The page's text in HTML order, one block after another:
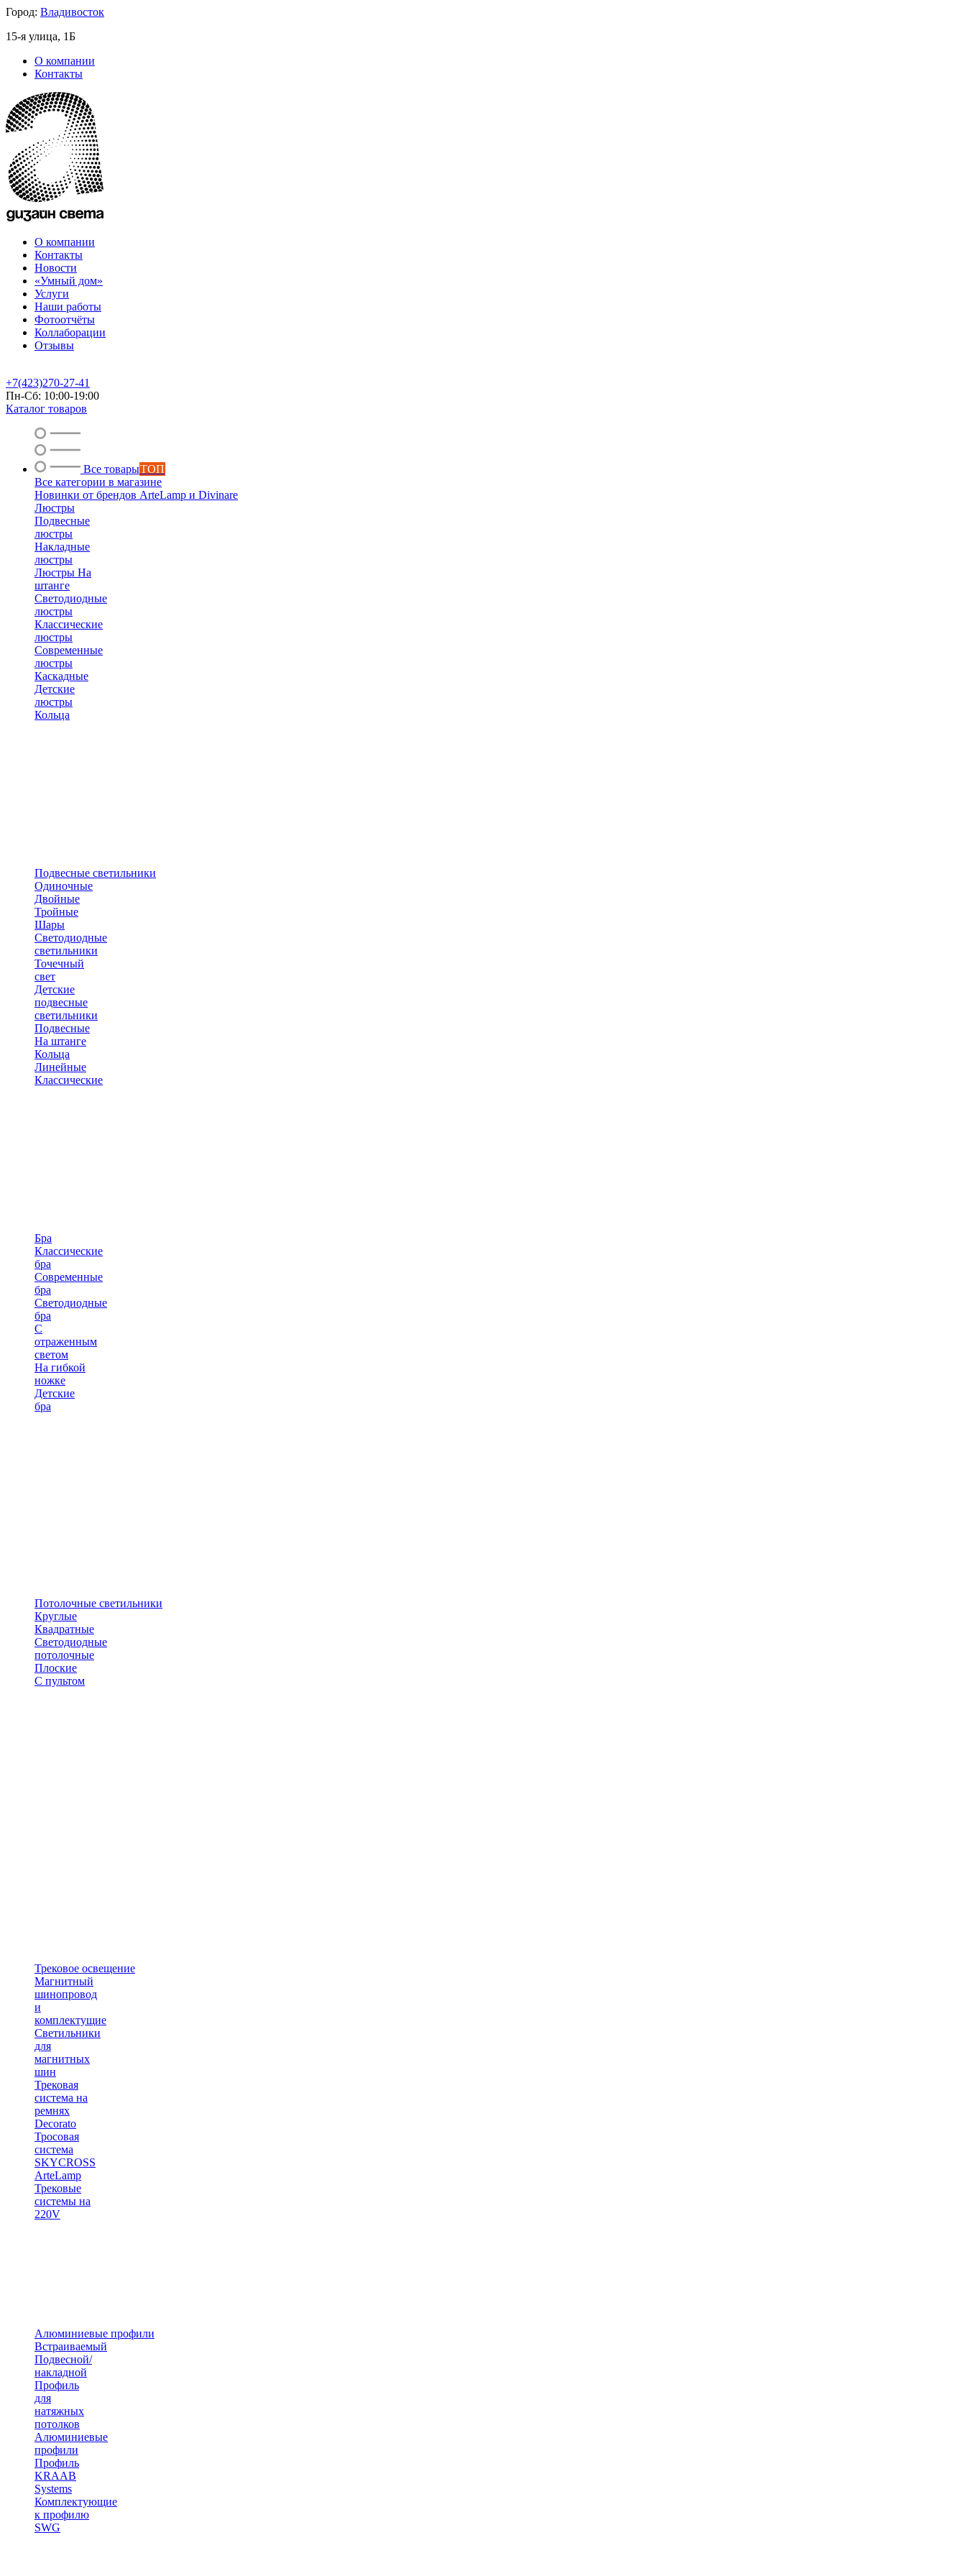
Город: Владивосток
15-я улица, 1Б
О компании
Контакты
О компании
Контакты
Новости
«Умный дом»
Услуги
Наши работы
Фотоотчёты
Коллаборации
Отзывы
+7(423)270-27-41
Пн-Сб: 10:00-19:00
Каталог товаров
Все товарыТОП
Все категории в магазине
Новинки от брендов ArteLamp и Divinare
Люстры
Подвесные
люстры
Накладные
люстры
Люстры На
штанге
Светодиодные
люстры
Классические
люстры
Современные
люстры
Каскадные
Детские
люстры
Кольца
Подвесные светильники
Одиночные
Двойные
Тройные
Шары
Светодиодные
светильники
Точечный
свет
Детские
подвесные
светильники
Подвесные
На штанге
Кольца
Линейные
Классические
Бра
Классические
бра
Современные
бра
Светодиодные
бра
С
отраженным
светом
На гибкой
ножке
Детские
бра
Потолочные светильники
Круглые
Квадратные
Светодиодные
потолочные
Плоские
С пультом
Трековое освещение
Магнитный
шинопровод
и
комплектущие
Светильники
для
магнитных
шин
Трековая
система на
ремнях
Decorato
Тросовая
система
SKYCROSS
ArteLamp
Трековые
системы на
220V
Алюминиевые профили
Встраиваемый
Подвесной/
накладной
Профиль
для
натяжных
потолков
Алюминиевые
профили
Профиль
KRAAB
Systems
Комплектующие
к профилю
SWG